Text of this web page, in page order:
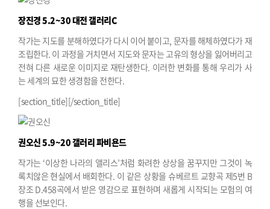
장진경5.2~30 대전 갤러리C
작가는 지도를 분해하였다가 다시 이어 붙이고, 문자를 해체하였다가 재
조립한다. 이 과정을 거치면서 지도와 문자는 고유의 형상을 잃어버리고
전혀 다른 새로운 이미지로 재탄생한다. 이러한 변화를 통해 우리가 사
는 세계의 묘한 생경함을 전한다.
[section_title][/section_title]
권오신5.9~20 갤러리 파비욘드
작가는 ‘이상한 나라의 앨리스’처럼 화려한 상상을 꿈꾸지만 그것이 녹
록치않은 현실에서 배회한다. 이 같은 상황을 슈베르트 교향곡 제5번 B
장조 D.458곡에서 받은 영감으로 표현하며 새롭게 시작되는 모험의 여
행을 선보인다.